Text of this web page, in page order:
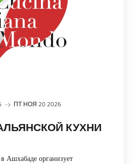
ПТ НОЯ 20 2026
КУХНИ
Ашхабаде организует